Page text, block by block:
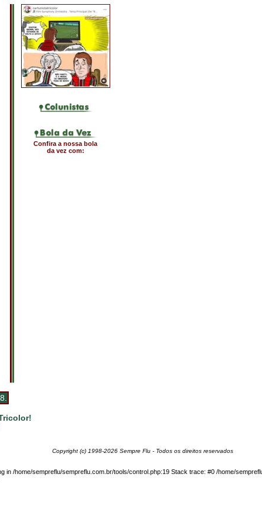
Confira a nossa bola
da vez com:
Copyright (c) 1998-2026 Sempre Flu - Todos os direitos reservados
/home/sempreflu/sempreflu.com.br/tools/control.php:19 Stack trace: #0 /home/